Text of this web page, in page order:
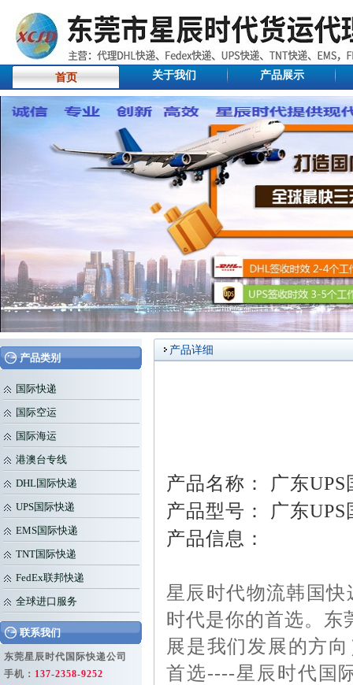
首页 关于我们 产品展示
产品类别
国际快递
国际空运
国际海运
港澳台专线
DHL国际快递
UPS国际快递
EMS国际快递
TNT国际快递
FedEx联邦快递
全球进口服务
联系我们
东莞星辰时代国际快递公司
手机： 137-2358-9252
产品详细
产品名称： 广东
产品型号： 广东
产品信息：
星辰时代物流韩国
时代是你的首选。东
展是我们发展的方
首选----星辰时代国